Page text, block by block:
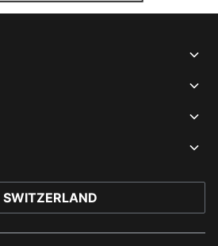
SWITZERLAND